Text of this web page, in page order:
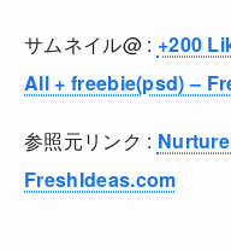
サムネイル@ : +200
All + freebie(psd) –
参照元リンク :
FreshIdeas.com